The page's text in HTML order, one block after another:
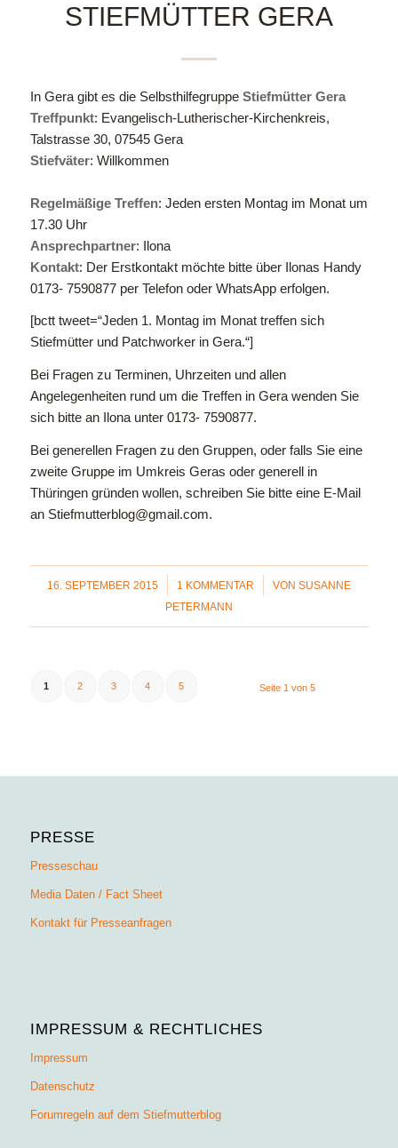
STIEFMÜTTER GERA
In Gera gibt es die Selbsthilfegruppe Stiefmütter Gera
Treffpunkt: Evangelisch-Lutherischer-Kirchenkreis,
Talstrasse 30, 07545 Gera
Stiefväter: Willkommen
Regelmäßige Treffen: Jeden erstenMontag im Monat um
17.30 Uhr
Ansprechpartner: Ilona
Kontakt: Der Erstkontakt möchte bitte über Ilonas Handy
0173- 7590877 per Telefon oder WhatsApp erfolgen.
[bctt tweet=“Jeden 1. Montag im Monat treffen sich
Stiefmütter und Patchworker in Gera.“]
Bei Fragen zu Terminen, Uhrzeiten und allen
Angelegenheiten rund um die Treffen in Gera wenden Sie
sich bitte an Ilona unter 0173- 7590877.
Bei generellen Fragen zu den Gruppen, oder falls Sie eine
zweite Gruppe im Umkreis Geras oder generell in
Thüringen gründen wollen, schreiben Sie bitte eine E-Mail
an Stiefmutterblog@gmail.com.
16. SEPTEMBER 2015
/ 1 KOMMENTAR
/ VON SUSANNE
PETERMANN
Seite 1 von 5
1 2 3 4 5
PRESSE
Presseschau
Media Daten / Fact Sheet
Kontakt für Presseanfragen
IMPRESSUM & RECHTLICHES
Impressum
Datenschutz
Forumregeln auf dem Stiefmutterblog